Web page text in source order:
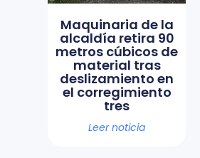
Maquinaria de la
alcaldía retira 90
metros cúbicos de
material tras
deslizamiento en
el corregimiento
tres
Leer noticia